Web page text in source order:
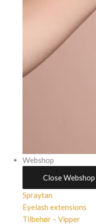
Webshop
Close Webshop
Spraytan
Eyelash extensions
Tilbehør – Vipper